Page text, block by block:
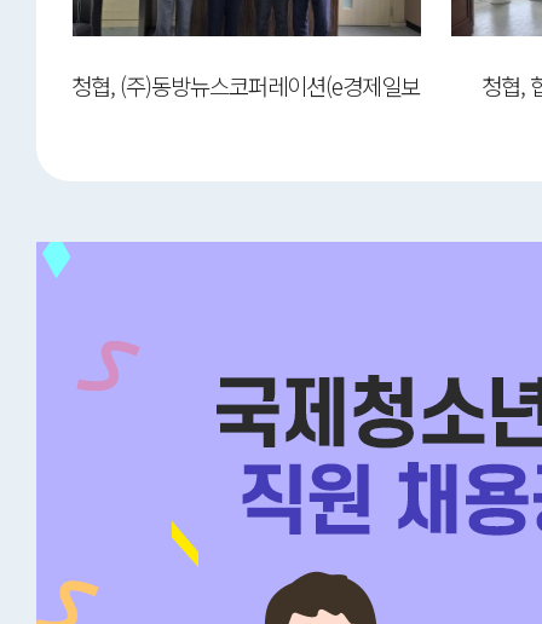
청협, (주)동방뉴스코퍼레이션(e경제일보
청협,